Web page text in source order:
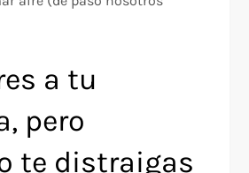
a tu
pero
te distraigas